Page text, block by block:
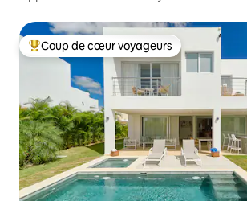
Coups de cœur voyageurs les plus
Coup de cœur voyageurs